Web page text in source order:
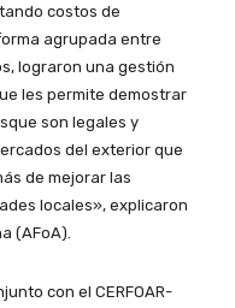
costos de
agrupada entre
lograron una gestión
les permite demostrar
son legales y
del exterior que
de mejorar las
locales», explicaron
(AFoA).
con el CERFOAR-